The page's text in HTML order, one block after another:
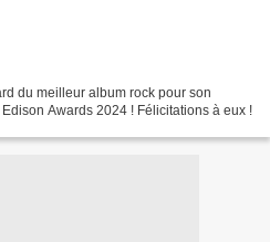
du meilleur album rock pour son
Awards 2024 ! Félicitations à eux !